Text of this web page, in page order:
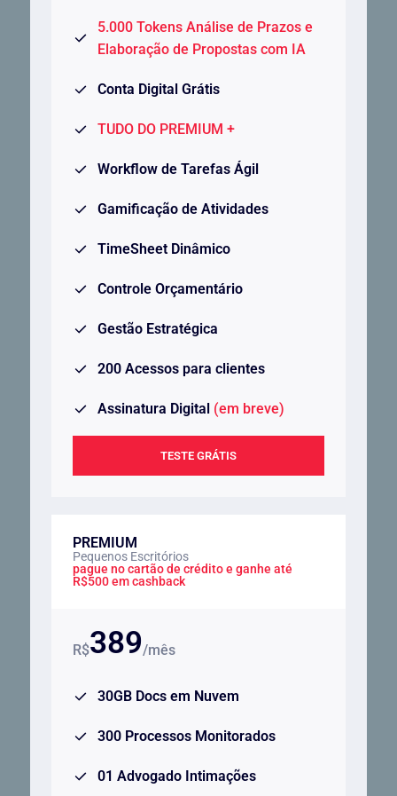
5.000 Tokens Análise de Prazos e
Elaboração de Propostas com IA
Conta Digital Grátis
TUDO DO PREMIUM +
Workflow de Tarefas Ágil
Gamificação de Atividades
TimeSheet Dinâmico
Controle Orçamentário
Gestão Estratégica
200 Acessos para clientes
Assinatura Digital (em breve)
TESTE GRÁTIS
PREMIUM
Pequenos Escritórios
pague no cartão de crédito e ganhe até
R$500 em cashback
R$389/mês
30GB Docs em Nuvem
300 Processos Monitorados
01 Advogado Intimações